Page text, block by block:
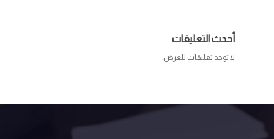
أحدث التعليقات
لا توجد تعليقات للعرض.